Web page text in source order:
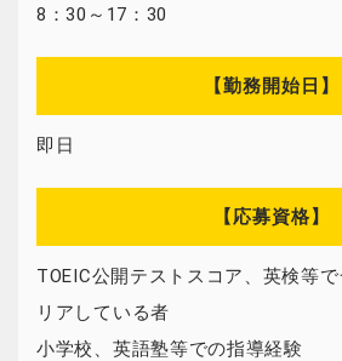
8：30～17：30
【勤務開始日】
即日
【応募資格】
TOEIC公開テストスコア、英検等
リアしている者
小学校、英語塾等での指導経験